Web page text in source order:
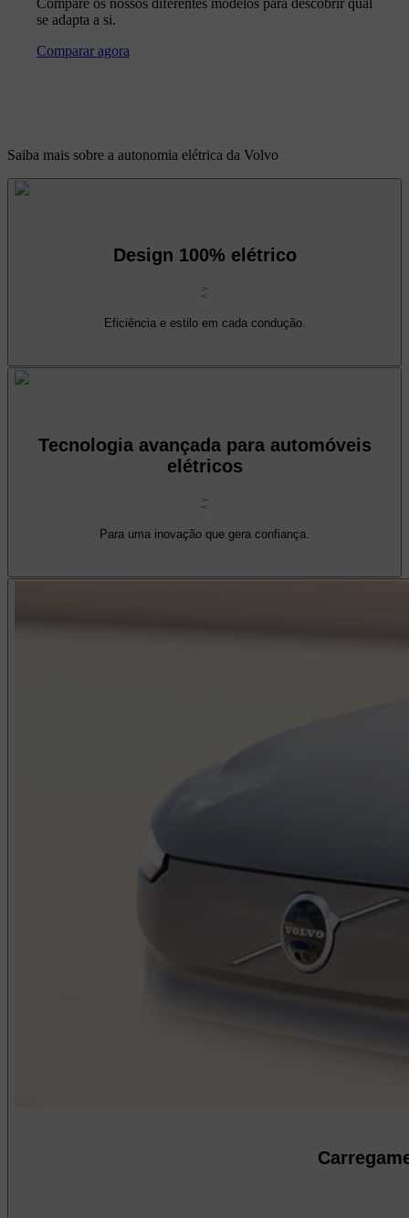
se adapta a si.
Comparar agora
Saiba mais sobre a autonomia elétrica da Volvo
Design 100% elétrico
Eficiência e estilo em cada condução.
Tecnologia avançada para automóveis
elétricos
Para uma inovação que gera confiança.